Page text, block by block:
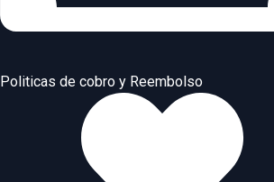
Politicas de cobro y Reembolso